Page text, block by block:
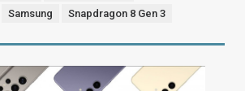
Samsung Snapdragon 8 Gen 3